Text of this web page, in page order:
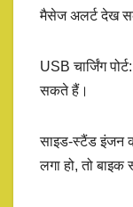
मैसेज अलर्ट देख
USB चार्जिंग
सकते हैं।
साइड-स्टैंड इंजन
लगा हो, तो बाइक